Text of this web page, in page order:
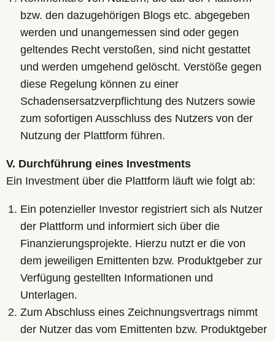
bzw. den dazugehörigen Blogs etc. abgegeben
werden und unangemessen sind oder gegen
geltendes Recht verstoßen, sind nicht gestattet
und werden umgehend gelöscht. Verstöße gegen
diese Regelung können zu einer
Schadensersatzverpflichtung des Nutzers sowie
zum sofortigen Ausschluss des Nutzers von der
Nutzung der Plattform führen.
V. Durchführung eines Investments
Ein Investment über die Plattform läuft wie folgt ab:
Ein potenzieller Investor registriert sich als Nutzer
der Plattform und informiert sich über die
Finanzierungsprojekte. Hierzu nutzt er die von
dem jeweiligen Emittenten bzw. Produktgeber zur
Verfügung gestellten Informationen und
Unterlagen.
Zum Abschluss eines Zeichnungsvertrags nimmt
der Nutzer das vom Emittenten bzw. Produktgeber